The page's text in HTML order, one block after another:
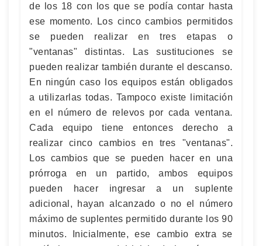
de los 18 con los que se podía contar hasta
ese momento. Los cinco cambios permitidos
se pueden realizar en tres etapas o
"ventanas" distintas. Las sustituciones se
pueden realizar también durante el descanso.
En ningún caso los equipos están obligados
a utilizarlas todas. Tampoco existe limitación
en el número de relevos por cada ventana.
Cada equipo tiene entonces derecho a
realizar cinco cambios en tres "ventanas".
Los cambios que se pueden hacer en una
prórroga en un partido, ambos equipos
pueden hacer ingresar a un suplente
adicional, hayan alcanzado o no el número
máximo de suplentes permitido durante los 90
minutos. Inicialmente, ese cambio extra se